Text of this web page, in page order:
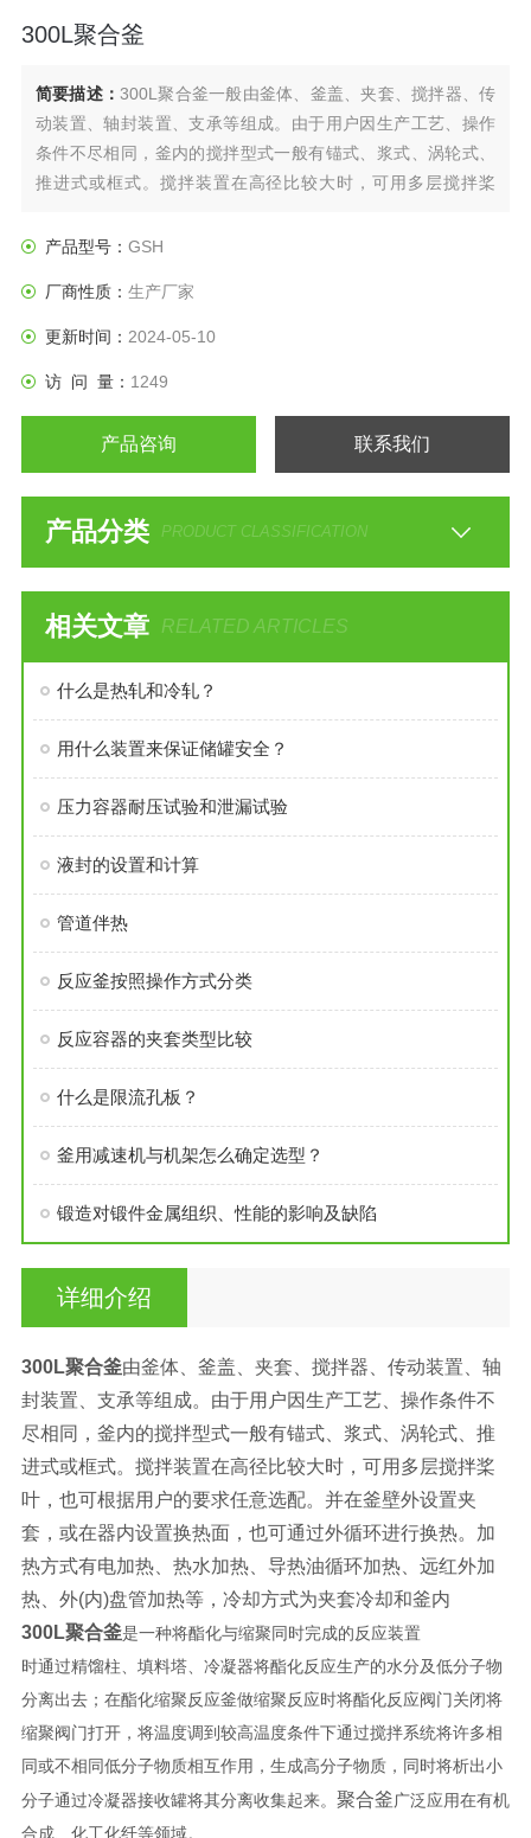
300L聚合釜
简要描述：300L聚合釜一般由釜体、釜盖、夹套、搅拌器、传
动装置、轴封装置、支承等组成。由于用户因生产工艺、操作
条件不尽相同，釜内的搅拌型式一般有锚式、浆式、涡轮式、
推进式或框式。搅拌装置在高径比较大时，可用多层搅拌桨
产品型号： GSH
厂商性质： 生产厂家
更新时间： 2024-05-10
访 问 量： 1249
产品咨询 联系我们
产品分类 PRODUCT CLASSIFICATION
相关文章 RELATED ARTICLES
什么是热轧和冷轧？
用什么装置来保证储罐安全？
压力容器耐压试验和泄漏试验
液封的设置和计算
管道伴热
反应釜按照操作方式分类
反应容器的夹套类型比较
什么是限流孔板？
釜用减速机与机架怎么确定选型？
锻造对锻件金属组织、性能的影响及缺陷
详细介绍
300L聚合釜由釜体、釜盖、夹套、搅拌器、传动装置、轴
封装置、支承等组成。由于用户因生产工艺、操作条件不
尽相同，釜内的搅拌型式一般有锚式、浆式、涡轮式、推
进式或框式。搅拌装置在高径比较大时，可用多层搅拌桨
叶，也可根据用户的要求任意选配。并在釜壁外设置夹
套，或在器内设置换热面，也可通过外循环进行换热。加
热方式有电加热、热水加热、导热油循环加热、远红外加
热、外(内)盘管加热等，冷却方式为夹套冷却和釜内
300L聚合釜是一种将酯化与缩聚同时完成的反应装置
时通过精馏柱、填料塔、冷凝器将酯化反应生产的水分及低分子物
分离出去；在酯化缩聚反应釜做缩聚反应时将酯化反应阀门关闭将
缩聚阀门打开，将温度调到较高温度条件下通过搅拌系统将许多相
同或不相同低分子物质相互作用，生成高分子物质，同时将析出小
分子通过冷凝器接收罐将其分离收集起来。 聚合釜 广泛应用在有机
合成、化工化纤等领域。